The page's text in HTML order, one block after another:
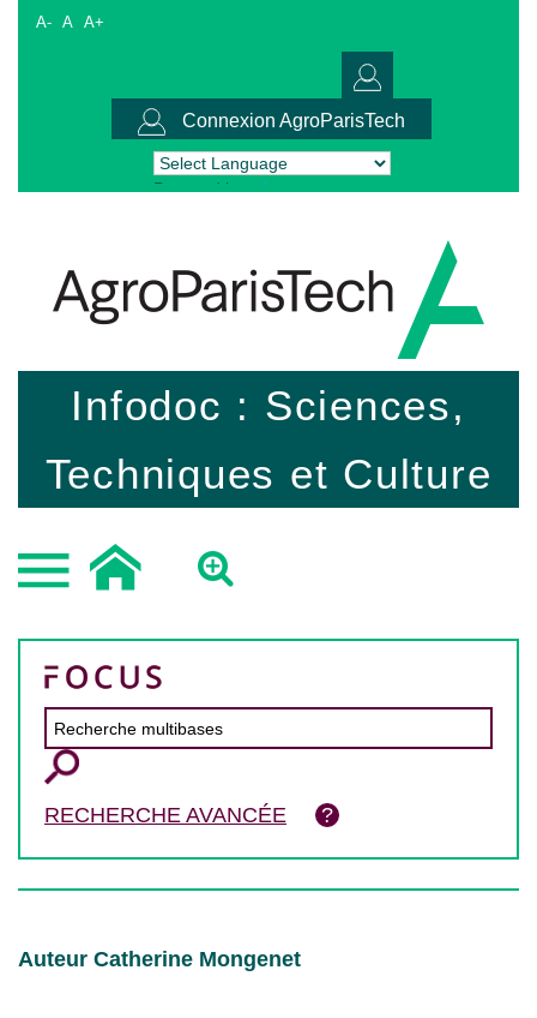
A- A A+
Connexion AgroParisTech
Powered by Translate
Infodoc : Sciences,
Techniques et Culture
RECHERCHE AVANCÉE
Auteur Catherine Mongenet